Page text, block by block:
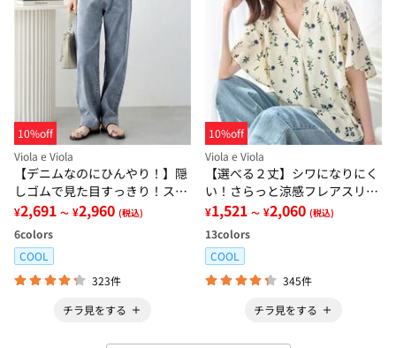
10%off
Viola e Viola
【デニムなのにひんやり！】隠
しゴムで見た目すっきり！スト
レッチ楽ちんデニム
¥2,691 ～ ¥2,960 (税込)
6colors
COOL
323件
チラ見をする
10%off
Viola e Viola
【選べる２丈】シワになりにく
い！さらっと涼感フレアスリー
ブブラウス
¥1,521 ～ ¥2,060 (税込)
13colors
COOL
345件
チラ見をする